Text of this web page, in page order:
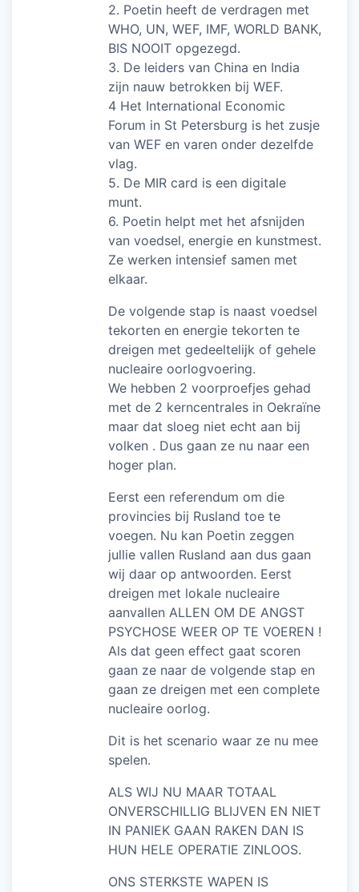
2. Poetin heeft de verdragen met
WHO, UN, WEF, IMF, WORLD BANK,
BIS NOOIT opgezegd.
3. De leiders van China en India
zijn nauw betrokken bij WEF.
4 Het International Economic
Forum in St Petersburg is het zusje
van WEF en varen onder dezelfde
vlag.
5. De MIR card is een digitale
munt.
6. Poetin helpt met het afsnijden
van voedsel, energie en kunstmest.
Ze werken intensief samen met
elkaar.
De volgende stap is naast voedsel
tekorten en energie tekorten te
dreigen met gedeeltelijk of gehele
nucleaire oorlogvoering.
We hebben 2 voorproefjes gehad
met de 2 kerncentrales in Oekraïne
maar dat sloeg niet echt aan bij
volken . Dus gaan ze nu naar een
hoger plan.
Eerst een referendum om die
provincies bij Rusland toe te
voegen. Nu kan Poetin zeggen
jullie vallen Rusland aan dus gaan
wij daar op antwoorden. Eerst
dreigen met lokale nucleaire
aanvallen ALLEN OM DE ANGST
PSYCHOSE WEER OP TE VOEREN !
Als dat geen effect gaat scoren
gaan ze naar de volgende stap en
gaan ze dreigen met een complete
nucleaire oorlog.
Dit is het scenario waar ze nu mee
spelen.
ALS WIJ NU MAAR TOTAAL
ONVERSCHILLIG BLIJVEN EN NIET
IN PANIEK GAAN RAKEN DAN IS
HUN HELE OPERATIE ZINLOOS.
ONS STERKSTE WAPEN IS